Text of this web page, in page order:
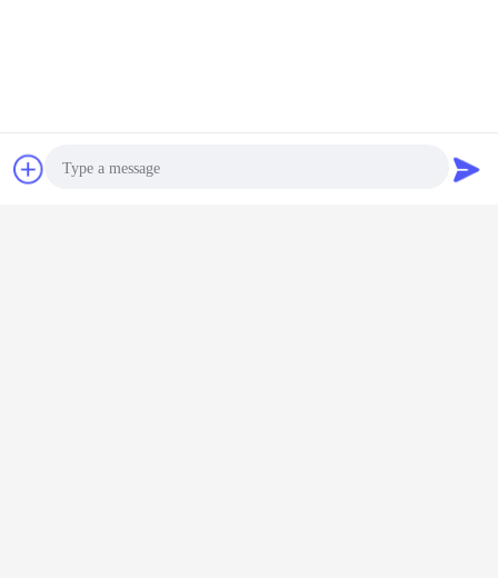
Bate-papo